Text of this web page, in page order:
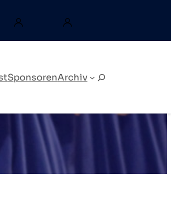
SponsorenArchiv Search